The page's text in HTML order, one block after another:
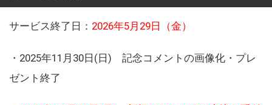
サービス終了日： 2026年5月29日（金）
・2025年11月30日(日) 記念コメントの画像化・プレ
ゼント終了